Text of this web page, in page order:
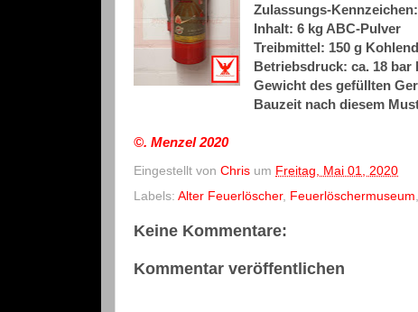
Zulassungs-Kennzeichen:
Inhalt: 6 kg ABC-Pulver
Treibmittel: 150 g
Betriebsdruck: ca. 18 bar
Gewicht des gefüllten
Bauzeit nach diesem
©. Menzel2020
Eingestellt von Chris um Freitag, Mai 01, 2020
Labels: Alter Feuerlöscher, Feuerlöschermuseum,
Keine Kommentare:
Kommentar veröffentlichen